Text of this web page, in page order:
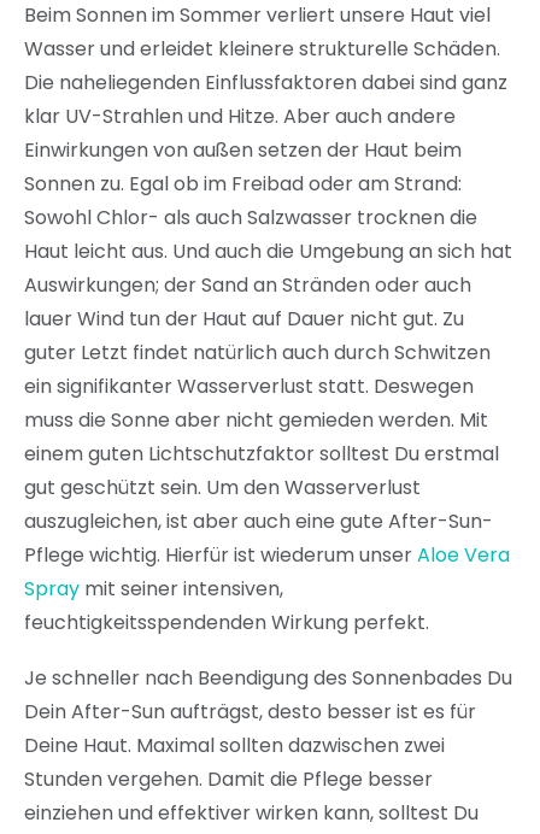
Beim Sonnen im Sommer verliert unsere Haut viel
Wasser und erleidet kleinere strukturelle Schäden.
Die naheliegenden Einflussfaktoren dabei sind ganz
klar UV-Strahlen und Hitze. Aber auch andere
Einwirkungen von außen setzen der Haut beim
Sonnen zu. Egal ob im Freibad oder am Strand:
Sowohl Chlor- als auch Salzwasser trocknen die
Haut leicht aus. Und auch die Umgebung an sich hat
Auswirkungen; der Sand an Stränden oder auch
lauer Wind tun der Haut auf Dauer nicht gut. Zu
guter Letzt findet natürlich auch durch Schwitzen
ein signifikanter Wasserverlust statt. Deswegen
muss die Sonne aber nicht gemieden werden. Mit
einem guten Lichtschutzfaktor solltest Du erstmal
gut geschützt sein. Um den Wasserverlust
auszugleichen, ist aber auch eine gute After-Sun-
Pflege wichtig. Hierfür ist wiederum unserAloe Vera
Spray mit seiner intensiven,
feuchtigkeitsspendenden Wirkung perfekt.
Je schneller nach Beendigung des Sonnenbades Du
Dein After-Sun aufträgst, desto besser ist es für
Deine Haut. Maximal sollten dazwischen zwei
Stunden vergehen. Damit die Pflege besser
einziehen und effektiver wirken kann, solltest Du